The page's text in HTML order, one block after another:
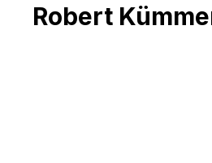
Robert